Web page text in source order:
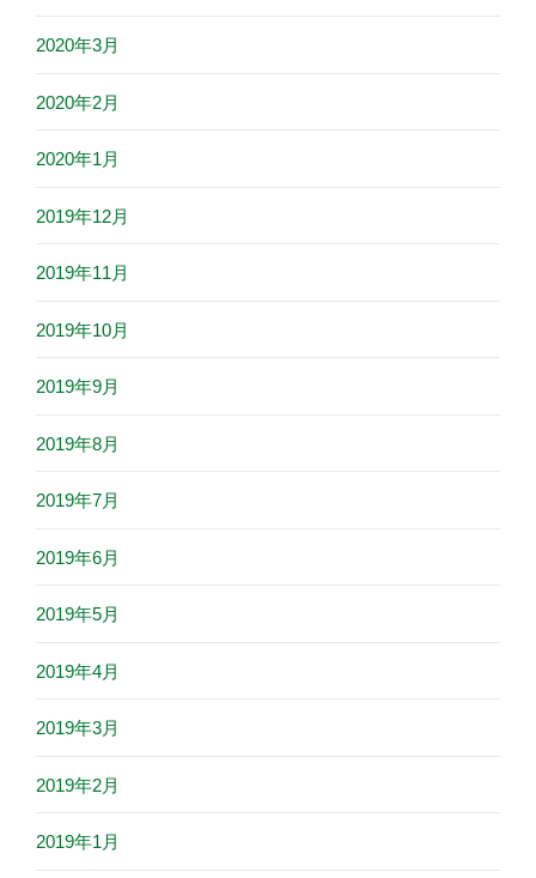
2020年3月
2020年2月
2020年1月
2019年12月
2019年11月
2019年10月
2019年9月
2019年8月
2019年7月
2019年6月
2019年5月
2019年4月
2019年3月
2019年2月
2019年1月